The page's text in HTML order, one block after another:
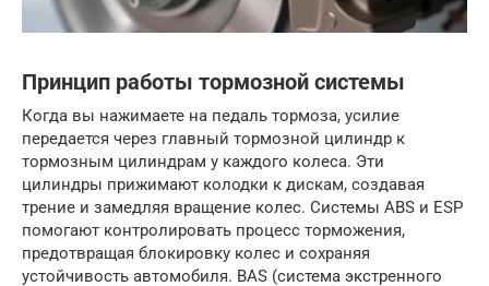
Принцип работы тормозной системы
Когда вы нажимаете на педаль тормоза, усилие
передается через главный тормозной цилиндр к
тормозным цилиндрам у каждого колеса. Эти
цилиндры прижимают колодки к дискам, создавая
трение и замедляя вращение колес. Системы ABS и ESP
помогают контролировать процесс торможения,
предотвращая блокировку колес и сохраняя
устойчивость автомобиля. BAS (система экстренного